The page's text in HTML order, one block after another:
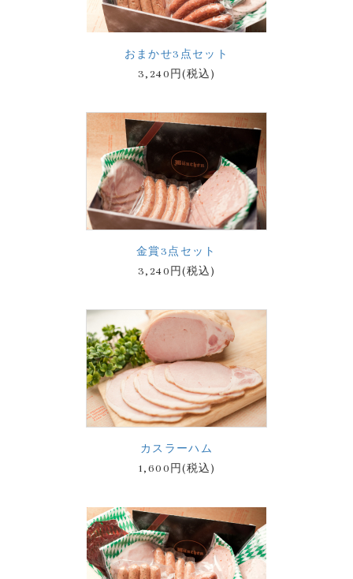
おまかせ3点セット
3,240円(税込)
金賞3点セット
3,240円(税込)
カスラーハム
1,600円(税込)